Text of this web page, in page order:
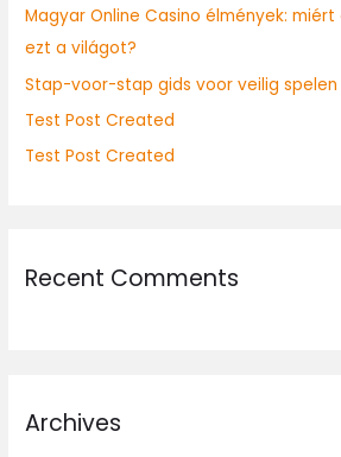
r
:
Magyar Online Casino élmények:
ezt a világot?
Stap-voor-stap gids voor veilig spelen
Test Post Created
Test Post Created
Recent Comments
Archives